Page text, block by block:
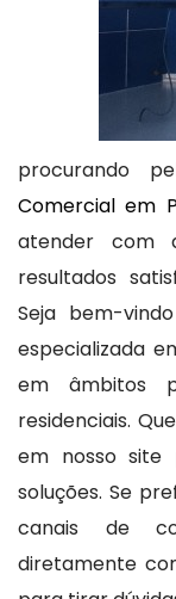
procurando
Comercial em
atender com
resultados
Seja bem-
especializada
em âmbitos
residenciais.
em nosso site
soluções. Se
canais de
diretamente